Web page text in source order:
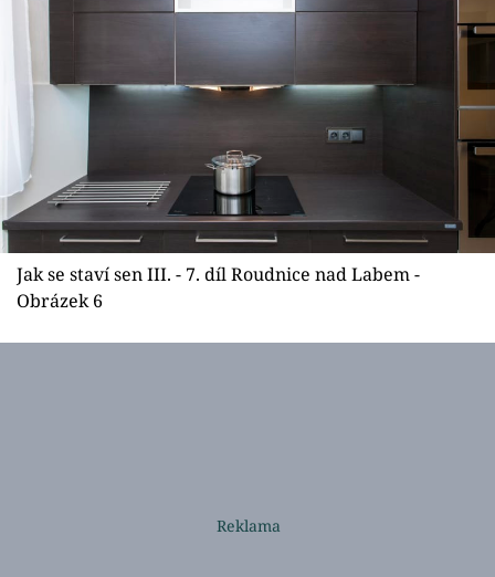
Jak se staví sen III. - 7. díl Roudnice nad Labem -
Obrázek 6